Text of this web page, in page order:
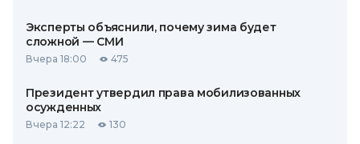
Эксперты объяснили, почему зима будет
сложной — СМИ
Вчера 18:00 475
Президент утвердил права мобилизованных
осужденных
Вчера 12:22 130